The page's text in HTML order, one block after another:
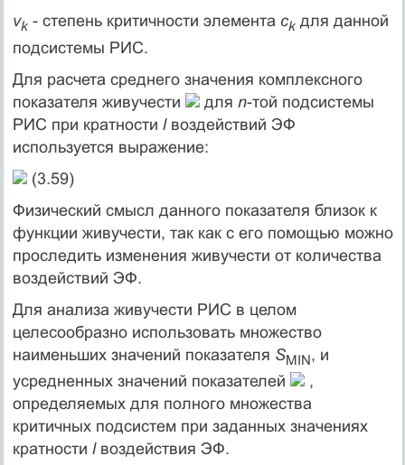
vk- степень критичности элемента ckдля данной
подсистемы РИС.
Для расчета среднего значения комплексного
показателя живучести
для n-той подсистемы
РИС при кратности lвоздействий ЭФ
используется выражение:
(3.59)
Физический смысл данного показателя близок к
функции живучести, так как с его помощью можно
проследить изменения живучести от количества
воздействий ЭФ.
Для анализа живучести РИС в целом
целесообразно использовать множество
наименьших значений показателя SMIN, и
усредненных значений показателей
,
определяемых для полного множества
критичных подсистем при заданных значениях
кратности lвоздействия ЭФ.